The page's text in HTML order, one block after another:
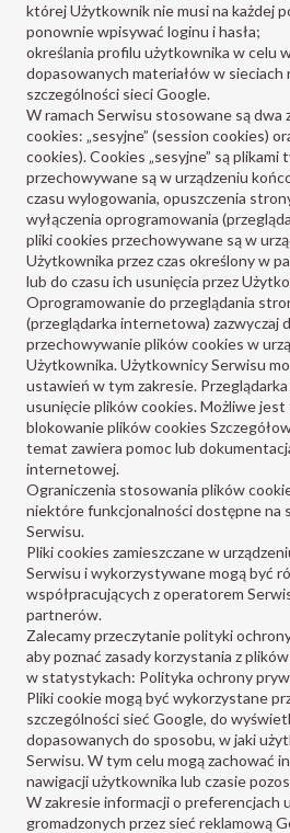
której Użytkownik nie musi na każdej
ponownie wpisywać loginu i hasła;
określania profilu użytkownika w celu
dopasowanych materiałów w sieciach
szczególności sieci Google.
W ramach Serwisu stosowane są dwa
cookies: „sesyjne” (session cookies)
cookies). Cookies „sesyjne” są
przechowywane są w urządzeniu
czasu wylogowania, opuszczenia
wyłączenia oprogramowania
pliki cookies przechowywane są w
Użytkownika przez czas określony w
lub do czasu ich usunięcia przez
Oprogramowanie do przeglądania
(przeglądarka internetowa) zazwyczaj
przechowywanie plików cookies w
Użytkownika. Użytkownicy Serwisu
ustawień w tym zakresie.
usunięcie plików cookies. Możliwe
blokowanie plików cookies
temat zawiera pomoc lub
internetowej.
Ograniczenia stosowania plików
niektóre funkcjonalności dostępne
Serwisu.
Pliki cookies zamieszczane w
Serwisu i wykorzystywane mogą być
współpracujących z operatorem
partnerów.
Zalecamy przeczytanie polityki
aby poznać zasady korzystania z
w statystykach: Polityka ochrony
Pliki cookie mogą być wykorzystane
szczególności sieć Google, do
dopasowanych do sposobu, w jaki
Serwisu. W tym celu mogą zachować
nawigacji użytkownika lub czasie
W zakresie informacji o preferencjach
gromadzonych przez sieć reklamową